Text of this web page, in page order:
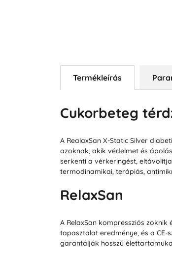
Termékleírás
Cukorbeteg
A RealaxSan X-Static Silver
azoknak, akik védelmet és
serkenti a vérkeringést,
termodinamikai, terápiás,
RelaxSan
A RelaxSan kompressziós
tapasztalat eredménye, és a
garantálják hosszú